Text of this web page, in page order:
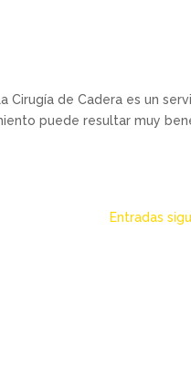
Cirugía de Cadera es un
puede resultar muy
Entradas